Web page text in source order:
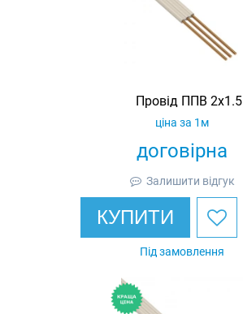
Провід ППВ 2х1.5
договірна
ціна за 1м
Залишити відгук
КУПИТИ
Під замовлення